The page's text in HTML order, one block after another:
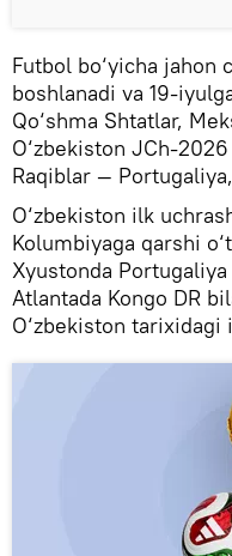
Futbol bo‘yicha jahon
boshlanadi va 19-
Qo‘shma Shtatlar,
O‘zbekiston JCh-
Raqiblar —
O‘zbekiston ilk
Kolumbiyaga qarshi
Xyustonda
Atlantada Kongo DR
O‘zbekiston